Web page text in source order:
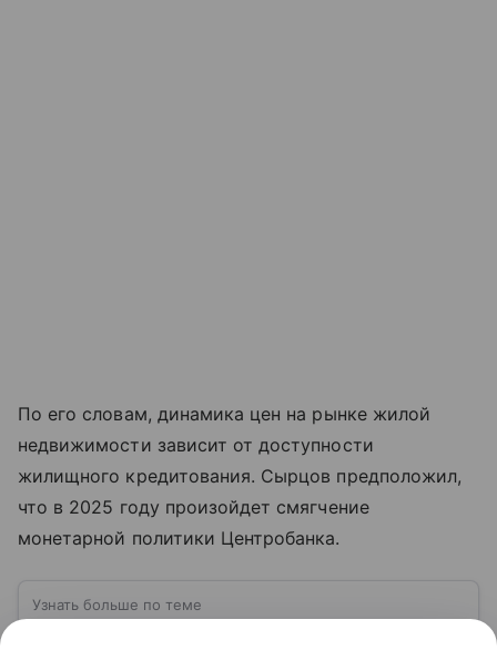
По его словам, динамика цен на рынке жилой
недвижимости зависит от доступности
жилищного кредитования. Сырцов предположил,
что в 2025 году произойдет смягчение
монетарной политики Центробанка.
Узнать больше по теме